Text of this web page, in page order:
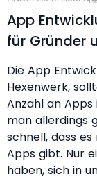
App
für Gründer
Die App
Hexenwerk,
Anzahl an
man allerdings
schnell, dass
Apps gibt. Nur
haben, sich in